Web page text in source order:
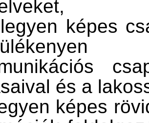
képes
és a
képes